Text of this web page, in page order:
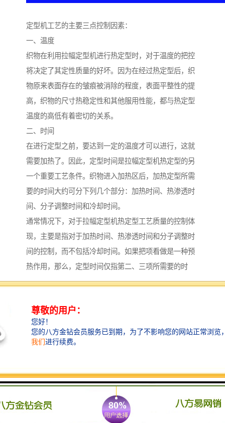
定型机工艺的主要三点控制因素：
一、温度
织物在利用拉幅定型机进行热定型时，对于温度的把控
将决定了其定性质量的好坏。因为在经过热定型后，织
物原来表面存在的皱痕被消除的程度，表面平整性的提
高，织物的尺寸热稳定性和其他服用性能，都与热定型
温度的高低有着密切的关系。
二、时间
在进行定型之前，要达到一定的温度才可以进行，这就
需要加热了。因此，定型时间是拉幅定型机热定型的另
一个重要工艺条件。织物进入加热区后，加热定型所需
要的时间大约可分下列几个部分：加热时间、热渗透时
间、分子调整时间和冷却时间。
通常情况下，对于拉幅定型机热定型工艺质量的控制体
现，主要是指对于加热时间、热渗透时间和分子调整时
间的控制，而不包括冷却时间。如果把项看做是一种预
热作用，那么，定型时间仅指第二、三项所需要的时
间，即热渗透和分子调整所需要的时间。
定型时对于性能、面积、重量、纤维的导热性能及织物
的含湿量等不同因素的织物，在加热和热渗透所需要时
间的控制方面。
由于织物表面所受到的张力在一定条件下会产生变化，
将会导致包括织物的尺寸热稳定性、强力和断裂延伸度
都受到一定的影响。特别是在拉幅定型机热定型工艺，
经向尺寸热稳定性随着定型时经向超喂而提高，而纬向